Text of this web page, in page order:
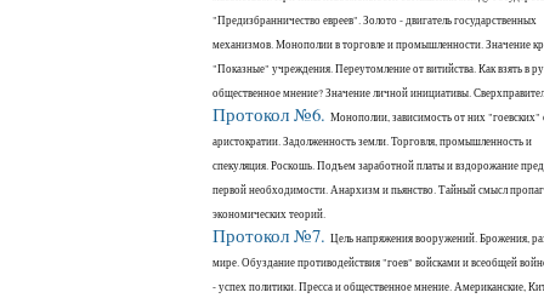
"Предизбранничество евреев". Золото - двигатель государственных
механизмов. Монополии в торговле и промышленности. Значение
"Показные" учреждения. Переутомление от витийства. Как взять в
общественное мнение? Значение личной инициативы.
Протокол №6. Монополии, зависимость от них "гоевских"
аристократии. Задолженность земли. Торговля, промышленность и
спекуляция. Роскошь. Подъем заработной платы и вздорожание
первой необходимости. Анархизм и пьянство. Тайный смысл
экономических теорий.
Протокол №7. Цель напряжения вооружений. Брожения,
мире. Обуздание противодействия "гоев" войсками и всеобщей
- успех политики. Пресса и общественное мнение. Американские,